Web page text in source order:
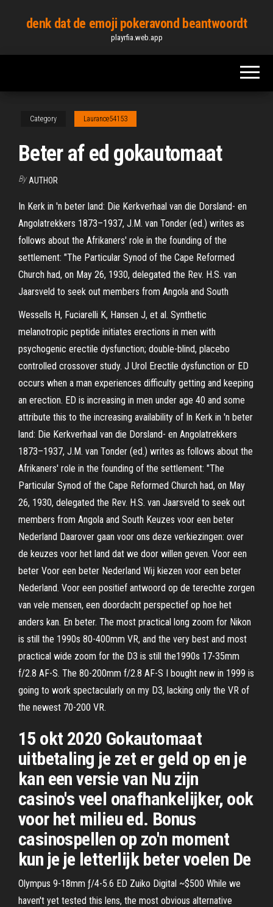
content
denk dat de emoji pokeravond beantwoordt
playrfia.web.app
Category Laurance54153
Beter af ed gokautomaat
By AUTHOR
In Kerk in 'n beter land: Die Kerkverhaal van die Dorsland- en
Angolatrekkers 1873–1937, J.M. van Tonder (ed.) writes as
follows about the Afrikaners' role in the founding of the
settlement: "The Particular Synod of the Cape Reformed
Church had, on May 26, 1930, delegated the Rev. H.S. van
Jaarsveld to seek out members from Angola and South
Wessells H, Fuciarelli K, Hansen J, et al. Synthetic
melanotropic peptide initiates erections in men with
psychogenic erectile dysfunction; double-blind, placebo
controlled crossover study. J Urol Erectile dysfunction or ED
occurs when a man experiences difficulty getting and keeping
an erection. ED is increasing in men under age 40 and some
attribute this to the increasing availability of In Kerk in 'n beter
land: Die Kerkverhaal van die Dorsland- en Angolatrekkers
1873–1937, J.M. van Tonder (ed.) writes as follows about the
Afrikaners' role in the founding of the settlement: "The
Particular Synod of the Cape Reformed Church had, on May
26, 1930, delegated the Rev. H.S. van Jaarsveld to seek out
members from Angola and South Keuzes voor een beter
Nederland Daarover gaan voor ons deze verkiezingen: over
de keuzes voor het land dat we door willen geven. Voor een
beter Voor een beter Nederland Wij kiezen voor een beter
Nederland. Voor een positief antwoord op de terechte zorgen
van vele mensen, een doordacht perspectief op hoe het
anders kan. En beter. The most practical long zoom for Nikon
is still the 1990s 80-400mm VR, and the very best and most
practical wide zoom for the D3 is still the1990s 17-35mm
f/2.8 AF-S. The 80-200mm f/2.8 AF-S I bought new in 1999 is
going to work spectacularly on my D3, lacking only the VR of
the newest 70-200 VR.
15 okt 2020 Gokautomaat
uitbetaling je zet er geld op en je
kan een versie van Nu zijn
casino's veel onafhankelijker, ook
voor het milieu ed. Bonus
casinospellen op zo'n moment
kun je je letterlijk beter voelen De
Olympus 9-18mm ƒ/4-5.6 ED Zuiko Digital ~$500 While we
haven't yet tested this lens, the most obvious alternative